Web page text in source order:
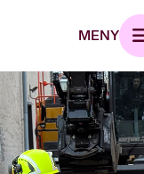
MENY